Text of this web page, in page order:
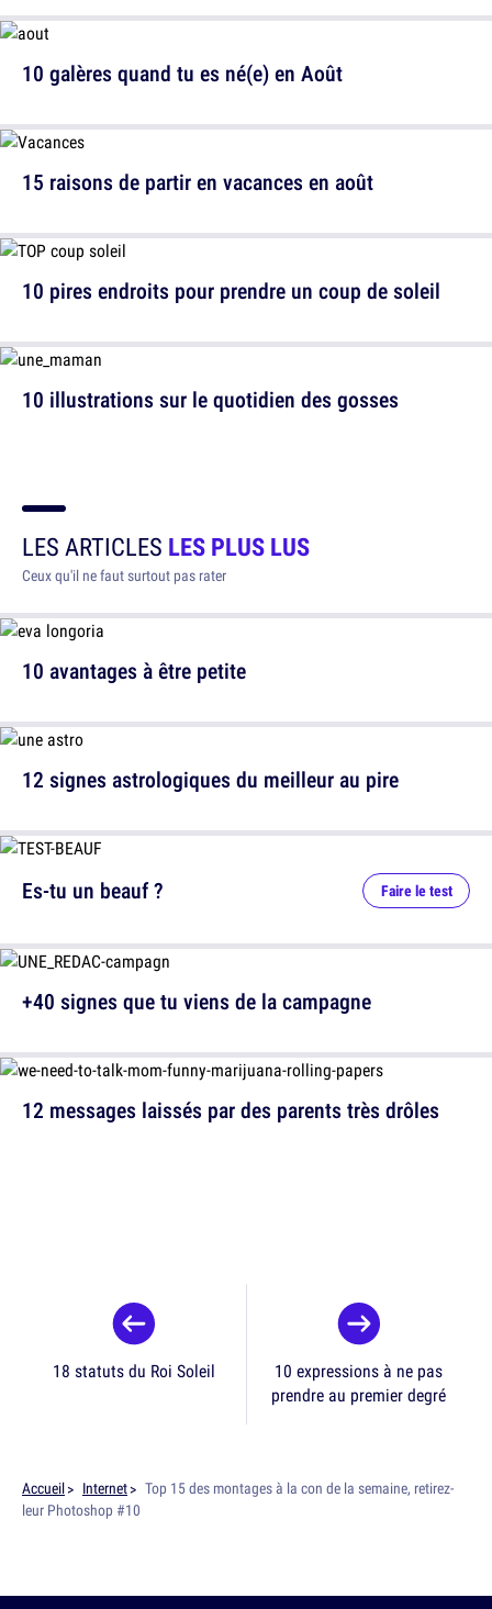
10 galères quand tu es né(e) en Août
10 pires endroits pour prendre un coup de soleil
15 raisons de partir en vacances en août
10 illustrations sur le quotidien des gosses
LES ARTICLES LES PLUS LUS
Ceux qu'il ne faut surtout pas rater
10 avantages à être petite
12 signes astrologiques du meilleur au pire
12 messages laissés par des parents très drôles
Es-tu un beauf ? Faire le test
+40 signes que tu viens de la campagne
18 statuts du Roi Soleil
10 expressions à ne pas
prendre au premier degré
Accueil Internet
Top 15 des montages à la con de la semaine, retirez-
leur Photoshop #10